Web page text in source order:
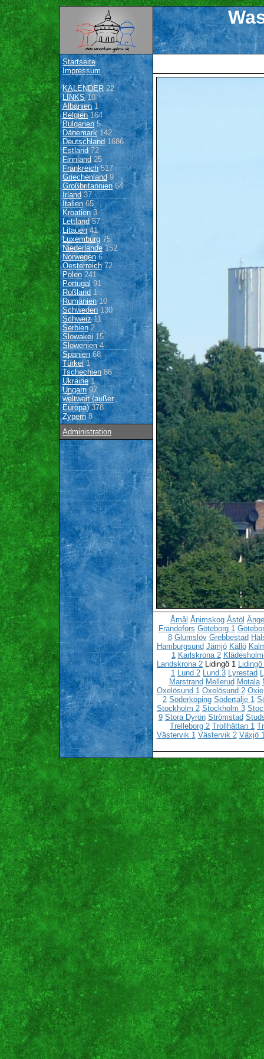
Startseite
Impressum
KALENDER22
LINKS10
Albanien1
Belgien164
Bulgarien 5
Dänemark142
Deutschland 1686
Estland 72
Finnland 25
Frankreich517
Griechenland9
Großbritannien64
Irland 37
Italien65
Kroatien3
Lettland57
Litauen41
Luxemburg 75
Niederlande152
Norwegen6
Oesterreich72
Polen 241
Portugal91
Rußland 1
Rumänien10
Schweden 130
Schweiz11
Serbien2
Slowakei15
Slowenien4
Spanien68
Türkei1
Tschechien 86
Ukraine1
Ungarn97
weltweit (außer
Europa)378
Zypern8
Administration
Åmål Ånimskog Åstöl
Frändefors Göteborg 1
8 Glumslöv Grebbestad
Hamburgsund Jämjö Källö
1 Karlskrona 2
Landskrona 2 Lidingö 1 Lidingö
1 Lund 2 Lund 3 Lyrestad
Marstrand Mellerud Motala
Oxelösund 1 Oxelösund 2 Oxie
2 Söderköping Södertälje 1
Stockholm 2 Stockholm 3
9 Stora Dyrön Strömstad
Trelleborg 2 Trollhättan 1
Västervik 1 Västervik 2 Växjö